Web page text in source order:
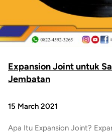
Expansion Joint untuk
Jembatan
15 March 2021
Apa Itu Expansion Joint?